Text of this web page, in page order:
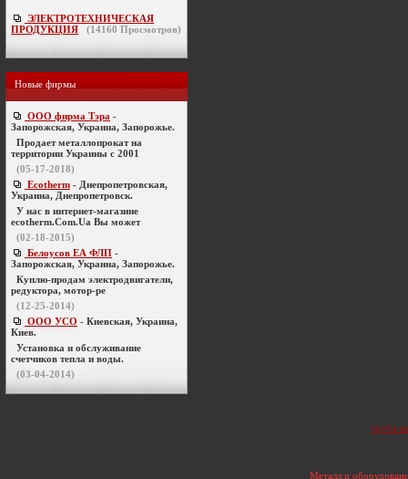
ЭЛЕКТРОТЕХНИЧЕСКАЯ
ПРОДУКЦИЯ
(14160 Просмотров)
Новые фирмы
ООО фирма Тэра -
Запорожская, Украина, Запорожье.
Продает металлопрокат на
территории Украины с 2001
(05-17-2018)
Ecotherm - Днепропетровская,
Украина, Днепропетровск.
У нас в интернет-магазине
ecotherm.Com.Ua Вы может
(02-18-2015)
Белоусов ЕА ФЛП -
Запорожская, Украина, Запорожье.
Куплю-продам электродвигатели,
редуктора, мотор-ре
(12-25-2014)
ООО УСО - Киевская, Украина,
Киев.
Установка и обслуживание
счетчиков тепла и воды.
(03-04-2014)
труба
Металл и